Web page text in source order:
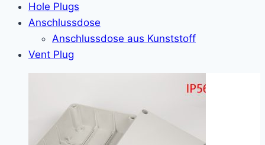
Hole Plugs
Anschlussdose
Anschlussdose aus Kunststoff
Vent Plug